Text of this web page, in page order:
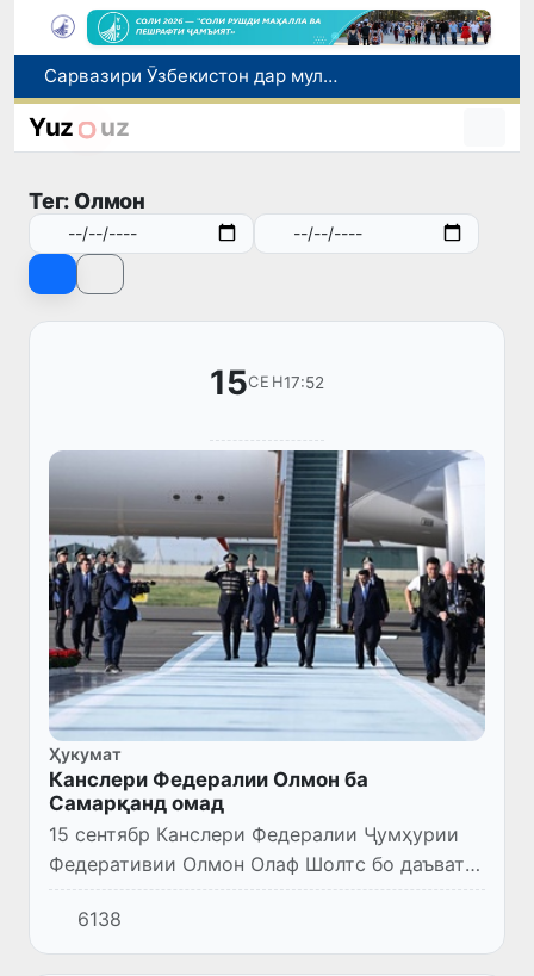
Сарвазири Ӯзбекистон дар мулоқот бо Президенти Қирғизистон дар доираи чорабиниҳои Иттиҳоди иқтисодии АвруОсиё иштирок кард
Дар Қашқадарё анҷумани байналмилалии экологӣ бо иштироки ҷавонон аз нӯҳ кишвар баргузор мешавад
Тошканд ба баргузории чемпионати Осиё оид ба вазнабардорӣ омодагӣ мебинад
Yuz uz
Тег: Олмон
15СЕН17:52
Ҳукумат
Канслери Федералии Олмон ба
Самарқанд омад
15 сентябр Канслери Федералии Ҷумҳурии
Федеративии Олмон Олаф Шолтс бо даъвати
Президенти Ҷумҳурии Ӯзбекистон Шавкат
Мирзиёев бо ташрифи расмӣ ба
мамлакатамон омад.
6138